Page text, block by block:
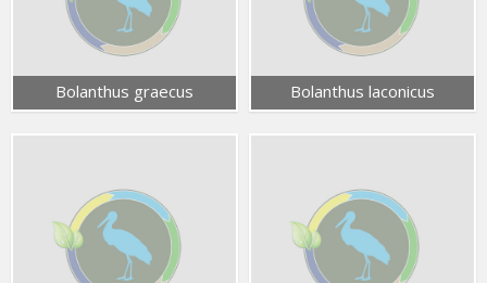
Bolanthus graecus Bolanthus laconicus